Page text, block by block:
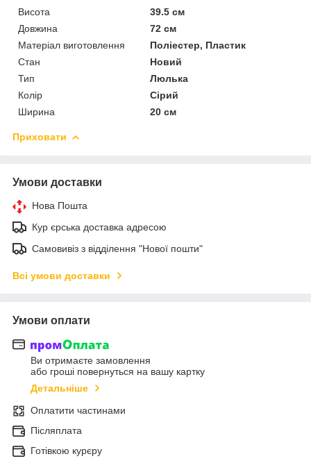
Висота
39.5 см
Довжина
72 см
Матеріал виготовлення
Поліестер, Пластик
Стан
Новий
Тип
Люлька
Колір
Сірий
Ширина
20 см
Приховати
Умови доставки
Нова Пошта
Кур єрська доставка адресою
Самовивіз з відділення "Нової пошти"
Всі умови доставки
Умови оплати
Ви отримаєте замовлення
або гроші повернуться на вашу картку
Детальніше
Оплатити частинами
Післяплата
Готівкою курєру